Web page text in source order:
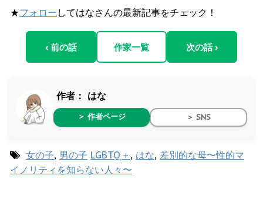
★フォロー してはなさんの最新記事をチェック！
‹ 前の話 作家一覧 次の話 ›
作者： はな
＞ 作者ページ ＞ SNS
女の子, 男の子 LGBTQ＋ , はな, 差別的な母〜性的マ
イノリティを知らない人々〜